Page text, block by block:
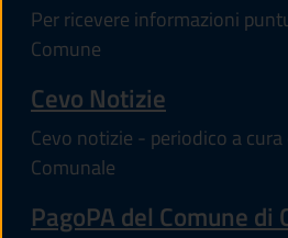
Per ricevere informazioni
Comune
Cevo Notizie
Cevo notizie - periodico a
Comunale
PagoPA del Comune di